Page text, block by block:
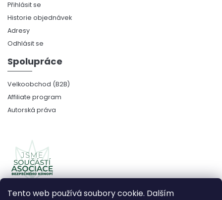
Tento web používá soubory cookie. Dalším
Přihlásit se
Historie objednávek
Adresy
Odhlásit se
Spolupráce
Velkoobchod (B2B)
Affiliate program
Autorská práva